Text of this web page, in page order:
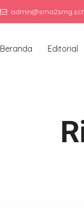
Beranda Editorial